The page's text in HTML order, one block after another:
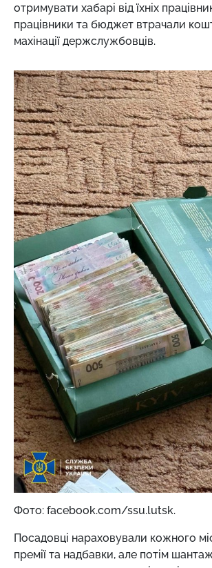
отримувати хабарі від їхніх
працівники та бюджет втрачали
махінації держслужбовців.
Фото: facebook.com/ssu.lutsk.
Посадовці нараховували кожного
премії та надбавки, але потім